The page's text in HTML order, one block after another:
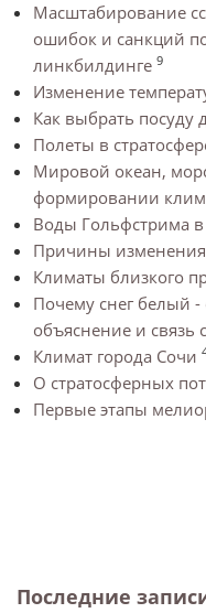
Масштабирование
ошибок и санкций
линкбилдинге 9
Изменение
Как выбрать посуду
Полеты в
Мировой океан,
формировании
Воды Гольфстрима
Причины изменения
Климаты близкого
Почему снег белый
объяснение и связь
Климат города Сочи
О стратосферных
Первые этапы
Последние